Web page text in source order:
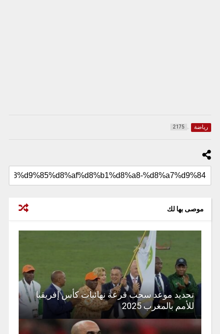
رياضة 2175
موصى بها لك
تحديد موعد سحب قرعة نهائيات كأس إفريقيا
للأمم بالمغرب 2025